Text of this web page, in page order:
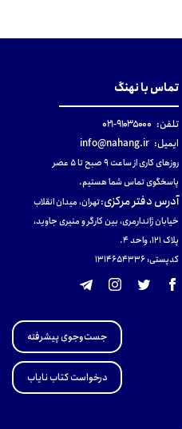
تماس با نهنگ
تلفن: ۹۱۰۳۵۰۰۰-۰۲۱
ایمیل: info@nahang.ir
روزهای کاری از ساعت ۹ صبح تا ۵ عصر
پاسخگوی تماس شما هستیم.
آدرس دفتر مرکزی:تهران، میدان انقلاب
خیابان ژاندارمری، بین کارگر و منیری جاوید،
پلاک 121، واحد ۴.
کدپستی: 131465433۶
جست‌وجوی پیشرفته
درخواست کتاب نایاب